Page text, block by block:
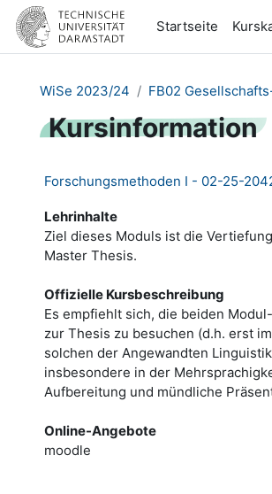
Zum Hauptinhalt
Startseite
WiSe 2023/24 FB02
Kursinformation
Forschungsmethoden I - 02-25-
Lehrinhalte
Ziel dieses Moduls ist die
Master Thesis.
Offizielle Kursbeschreibung
Es empfiehlt sich, die beiden
zur Thesis zu besuchen (d.h. erst
solchen der Angewandten
insbesondere in der
Aufbereitung und mündliche
Online-Angebote
moodle